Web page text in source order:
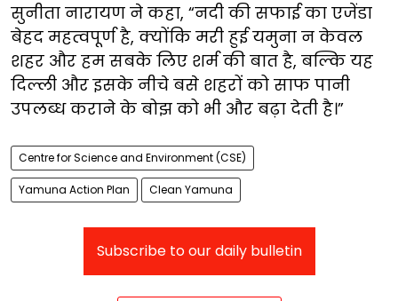
सुनीता नारायण ने कहा, “नदी की सफाई का एजेंडा
बेहद महत्वपूर्ण है, क्योंकि मरी हुई यमुना न केवल
शहर और हम सबके लिए शर्म की बात है, बल्कि यह
दिल्ली और इसके नीचे बसे शहरों को साफ पानी
उपलब्ध कराने के बोझ को भी और बढ़ा देती है।”
Centre for Science and Environment (CSE)
Yamuna Action Plan Clean Yamuna
Subscribe to our daily bulletin